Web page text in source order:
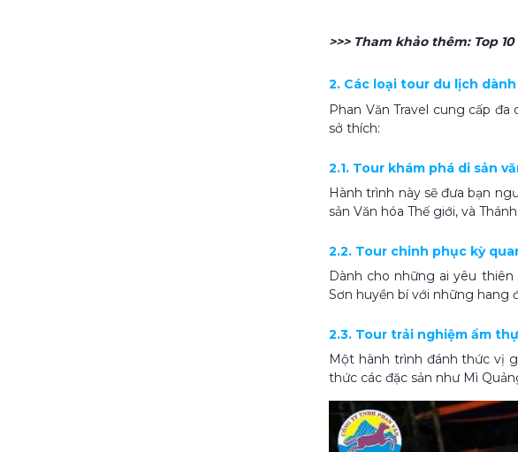
>>> Tham khảo thêm: Top 10
2. Các loại tour du lịch
Phan Văn Travel cung cấp
sở thích:
2.1. Tour khám phá di sản
Hành trình này sẽ đưa bạn
sản Văn hóa Thế giới, và
2.2. Tour chinh phục kỳ
Dành cho những ai yêu
Sơn huyền bí với những hang
2.3. Tour trải nghiệm ẩm
Một hành trình đánh thức vị
thức các đặc sản như Mì